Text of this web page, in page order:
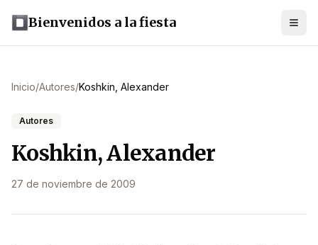
Bienvenidos a la fiesta
Inicio/Autores/Koshkin, Alexander
Autores
Koshkin, Alexander
27 de noviembre de 2009